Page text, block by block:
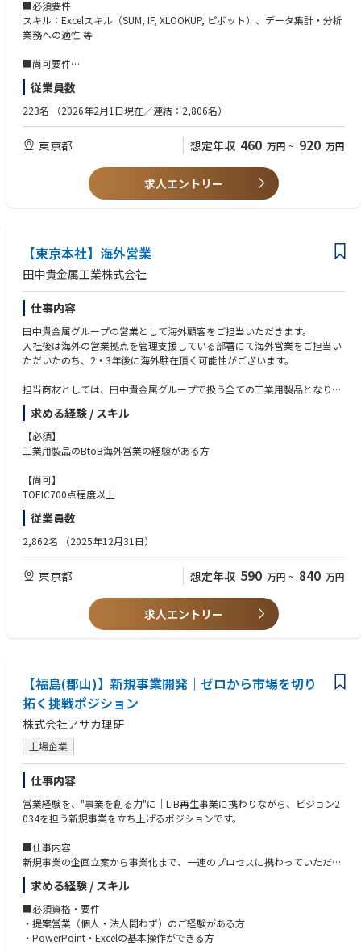
シートパッド販売部 販売企画課
課長1名、正社員5名、派遣社員1名
■担当業務概要
広く担当しており、大きく分けて2つの業務に分かれています。
ご入社直後は、7月に定年退職予定の社員の後任として、企画業務を担当
いただきます。
＜企画＞
・新車開発プロジェクト支援： 新車立ち上げに伴う原価企画および採算管
・国内営業： 関東地区の自動車内装システムサプライヤーに対する販売・
営業実務
・グローバル受注支援： 海外グループ会社と連携した新規案件情報の集
約、受注活動のサポート
・貿易実務： シートパッドの輸出入管理業務
※ご経験に応じ、役割やステップアップのイメージが異なります。
＜若手＞
まずは営業企画アシスタントとして、現場の課題を数値で証明し、上長へ
近い将来では、データ分析に基づいた施策立案ができる企画職へのステッ
プアップを期待しています。
＜経験者・即戦力＞
営業戦略マネージャー候補として、販売企画部長ないし更に上位の事業執
いただきます。
近い将来では、現場の実行力を最大化させるセールスオペレーションの企
画・推進役を期待しています。
■必須要件
スキル：Excelスキル（SUM, IF, XLOOKUP, ピボット）、データ集計・分析
業務への適性 等
■尚可要件
①スキル：Excelスキル 複雑な関数/Power Queryの活用経験
②出身業界：自動車部品・製造業での経験
③語学：英語力（TOEIC600点程度）
■ペルソナイメージ
・数字の取り扱いや企画経験のある方
・事務的な処理に留まらず、データの整合性を常に意識し、質の高いアウ
トプットに拘れる方
・「なぜこの数字になるのか？」という背景を疑い、自ら原因を深掘りし
「大量のデータから、わずかな違和感を見逃さない」そんな細やかな視点
が、私たちの事業には不可欠です。
私たちが扱うシートパッドは、自動車の快適性を左右する重要な部品で
す。
まずは正確なデータ管理からスタートし、ゆくゆくは「数字の裏にある戦
略」を語れるプロフェッショナルへ成長いただきたいと思います。
地道な作業を大切にしながら、事業の未来をつくりたい方からのご応募を
お待ちしています。
従業員数
223名 （2026年2月1日現在／連結：2,806名）
東京都 想定年収 460 万円 ~ 920 万円
求人エントリー
【東京本社】海外営業
田中貴金属工業株式会社
仕事内容
田中貴金属グループの営業として海外顧客をご担当いただきます。
入社後は海外の営業拠点を管理支援している部署にて海外営業をご担当い
ただいたのち、2・3年後に海外駐在頂く可能性がございます。
担当商材としては、田中貴金属グループで扱う全ての工業用製品となりま
す。
【製品情報】
https://tanaka-preciousmetals.com/jp/products/
・お客様の問い合わせ対応
・拡販活動
・国内外での展示会対応
・顧客の海外工場見学の際の案内等、海外拠点を通じて営業活動を担って
いただきます。
【このポジションの魅力】
扱う製品は、半導体や自動車など最先端産業に不可欠な貴金属材料です。
社内の技術・製造部門とワンチームでお客様のディープな課題を解決する
■自らの戦略がダイレクトに市場を動かすダイナミズム
既存のレールを歩むルート営業とは異なり、進出フェーズにある市場に対
して自らアプローチし、
新たなビジネスの土台を築き上げていくポジションです。
自分の手で事業を動かしていく、圧倒的な裁量と手応えがあります。
■海外拠点の経営・マネジメントへ直結するキャリアパス
新興国における新規プロジェクトで実務経験を積み、成果を示していただ
いた後は、
海外駐在員（マネジメント層）として赴任していただくことを想定してお
ります。
現地の組織体制構築や経営の舵取りに早期から挑戦できる、市場価値の高
いキャリアステップが用意されています。
【入社後のキャリア】
■国内籍期間：新興国プロジェクトの最前線で実務を牽引
担当製品や市場について理解を深めつつ、アジア地域で進行中の新規戦略
プロジェクトに携わります。
求める経験 / スキル
【必須】
工業用製品のBtoB海外営業の経験がある方
【尚可】
TOEIC700点程度以上
従業員数
2,862名 （2025年12⽉31⽇）
東京都 想定年収 590 万円 ~ 840 万円
求人エントリー
【福島(郡山)】新規事業開発｜ゼロから市場を切り
拓く挑戦ポジション
株式会社アサカ理研
上場企業
仕事内容
営業経験を、"事業を創る力"に│LiB再生事業に携わりながら、ビジョン2
034を担う新規事業を立ち上げるポジションです。
■仕事内容
新規事業の企画立案から事業化まで、一連のプロセスに携わっていただき
ます。
入社直後はLiB再生事業の立ち上げチームに加わり、先輩社員に伴走して
もらいながら事業開発の型を身につけ、段階的に次の新規事業テーマを主
導するフェーズへ移行していただきます。
求める経験 / スキル
■必須資格・要件
・提案営業（個人・法人問わず）のご経験がある方
・PowerPoint・Excelの基本操作ができる方